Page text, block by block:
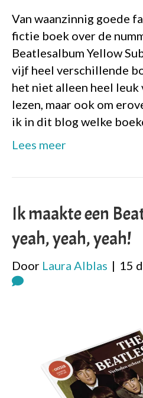
Van waanzinnig goede
fictie boek over de
Beatlesalbum Yellow
vijf heel verschillende
het niet alleen heel leuk
lezen, maar ook om
ik in dit blog welke
Lees meer
Ik maakte een
yeah, yeah, yeah!
Door Laura Alblas | 15